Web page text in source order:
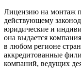
Лицензию на монтаж
действующему
юридические и
она выдается
в любом регионе
аккредитованные
компаний, ведущих